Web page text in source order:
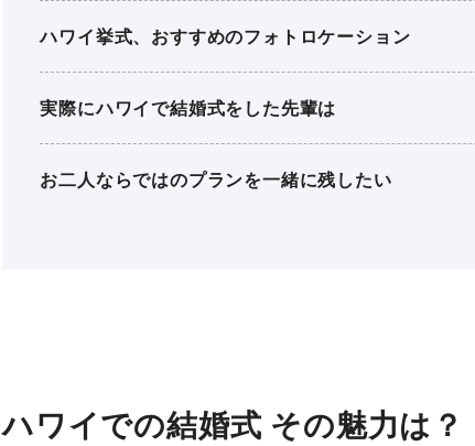
ハワイ挙式、おすすめのフォトロケーション
実際にハワイで結婚式をした先輩は
お二人ならではのプランを一緒に残したい
ハワイでの結婚式 その魅力は？